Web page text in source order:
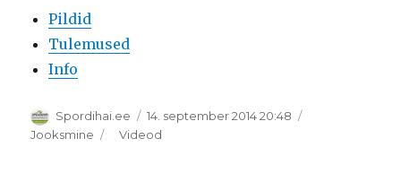
Pildid
Tulemused
Info
Autor
Spordihai.ee Postitatud
14. september 2014 20:48
Rubriigid
Jooksmine Sildid
Videod